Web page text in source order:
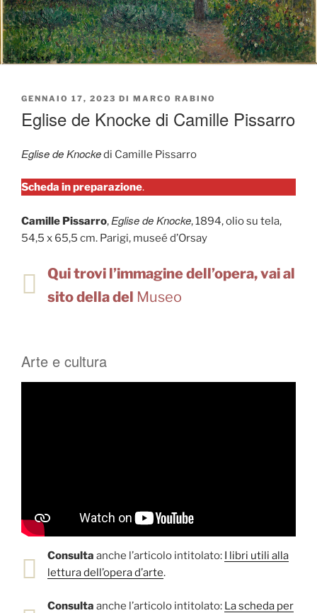
PUBBLICATO
GENNAIO 17, 2023 DI MARCO RABINO
Eglise de Knocke di Camille Pissarro
Eglise de Knockedi Camille Pissarro
Scheda in preparazione.
Camille Pissarro, Eglise de Knocke, 1894, olio su tela,
54,5 x 65,5 cm. Parigi, museé d’Orsay
Qui trovi l’immagine dell’opera, vai al
sito della del Museo
Arte e cultura
Consulta anche l’articolo intitolato:
I libri utili alla
lettura dell’opera d’arte.
Consulta anche l’articolo intitolato: La scheda per